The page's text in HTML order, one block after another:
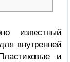
известный
внутренней
и